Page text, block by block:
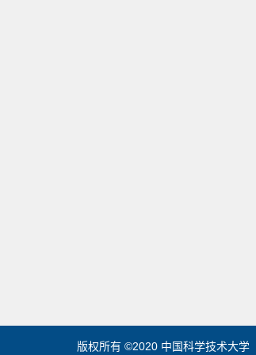
版权所有 ©2020 中国科学技术大学